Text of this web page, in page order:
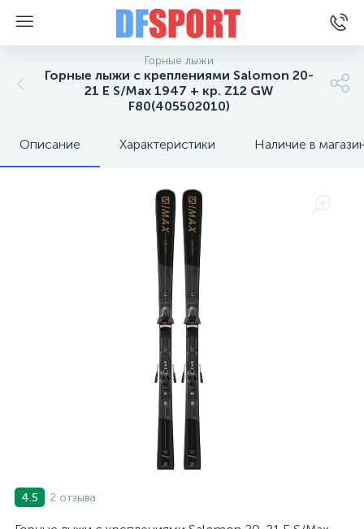
Горные лыжи
Горные лыжи с креплениями Salomon 20-
21 E S/Max 1947 + кр. Z12 GW
F80(405502010)
Описание Характеристики Наличие в
4.5 2 отзыва